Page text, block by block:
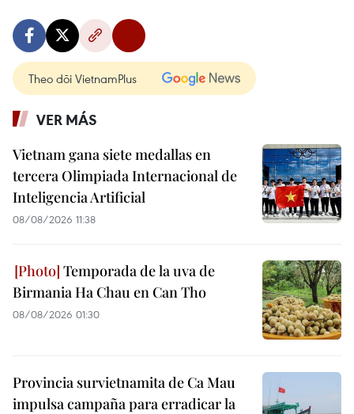
Theo dõi VietnamPlus
VER MÁS
Vietnam gana siete medallas en
tercera Olimpiada Internacional de
Inteligencia Artificial
08/08/2026 11:38
Temporada de la uva de
Birmania Ha Chau en Can Tho
08/08/2026 01:30
Provincia survietnamita de Ca Mau
impulsa campaña para erradicar la